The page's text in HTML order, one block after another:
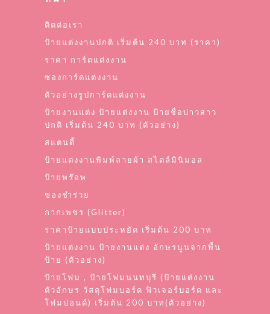
ติดต่อเรา
ป้ายแต่งงานปกติ เริ่มต้น 240 บาท (ราคา)
ราคา การ์ดแต่งงาน
ซองการ์ดแต่งงาน
ตัวอย่างรูปการ์ดแต่งงาน
ป้ายงานแต่ง ป้ายแต่งงาน ป้ายชื่อบ่าวสาว
ปกติ เริ่มต้น 240 บาท (ตัวอย่าง)
สแตนดี้
ป้ายแต่งงานพิมพ์ลายผ้า สไตล์มินิมอล
ป้ายพร๊อพ
ของชำร่วย
กากเพชร (Glitter)
ราคาป้ายแบบประหยัด เริ่มต้น 200 บาท
ป้ายแต่งงาน ป้ายงานแต่ง อักษรนูนจากพื้น
ป้าย (ตัวอย่าง)
ป้ายโฟม , ป้ายโฟมนนทบุรี (ป้ายแต่งงาน
ตัวอักษร วัสดุโฟมบอร์ด ฟิวเจอร์บอร์ด และ
โฟมปอนด์) เริ่มต้น 200 บาท(ตัวอย่าง)